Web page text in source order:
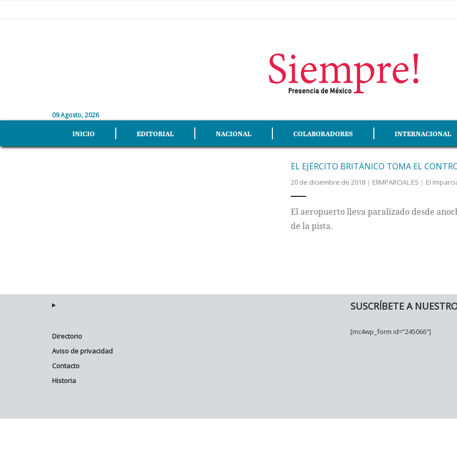
09 Agosto, 2026
INICIO EDITORIAL NACIONAL COLABORADORES INTERNACIONAL
EL EJÉRCITO BRITÁNICO TOMA EL
20 de diciembre de 2018 ElIMPARCIAL.ES El
El aeropuerto lleva paralizado desde
de la pista.
Directorio
Aviso de privacidad
Contacto
Historia
SUSCRÍBETE A
[mc4wp_form id=”245066″]